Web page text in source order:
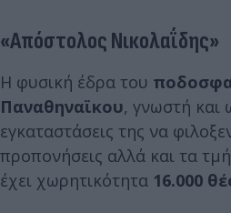
«Απόστολος Νικολαΐδης»
H φυσική έδρα του
Παναθηναϊκου, γνωστή και
εγκαταστάσεις της να
προπονήσεις αλλά και τα
έχει χωρητικότητα 16.000